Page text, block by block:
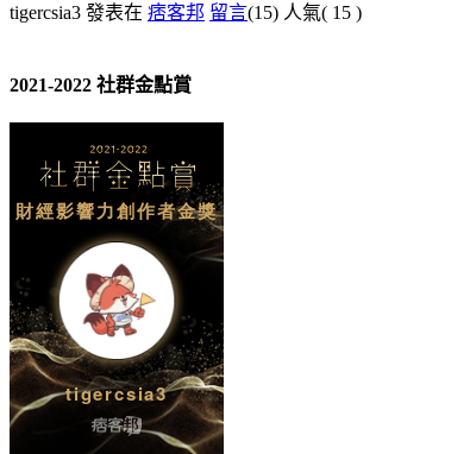
tigercsia3 發表在 痞客邦 留言(15) 人氣( 15 )
2021-2022 社群金點賞